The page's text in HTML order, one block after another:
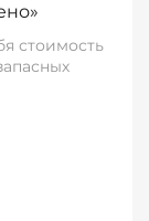
стоимость